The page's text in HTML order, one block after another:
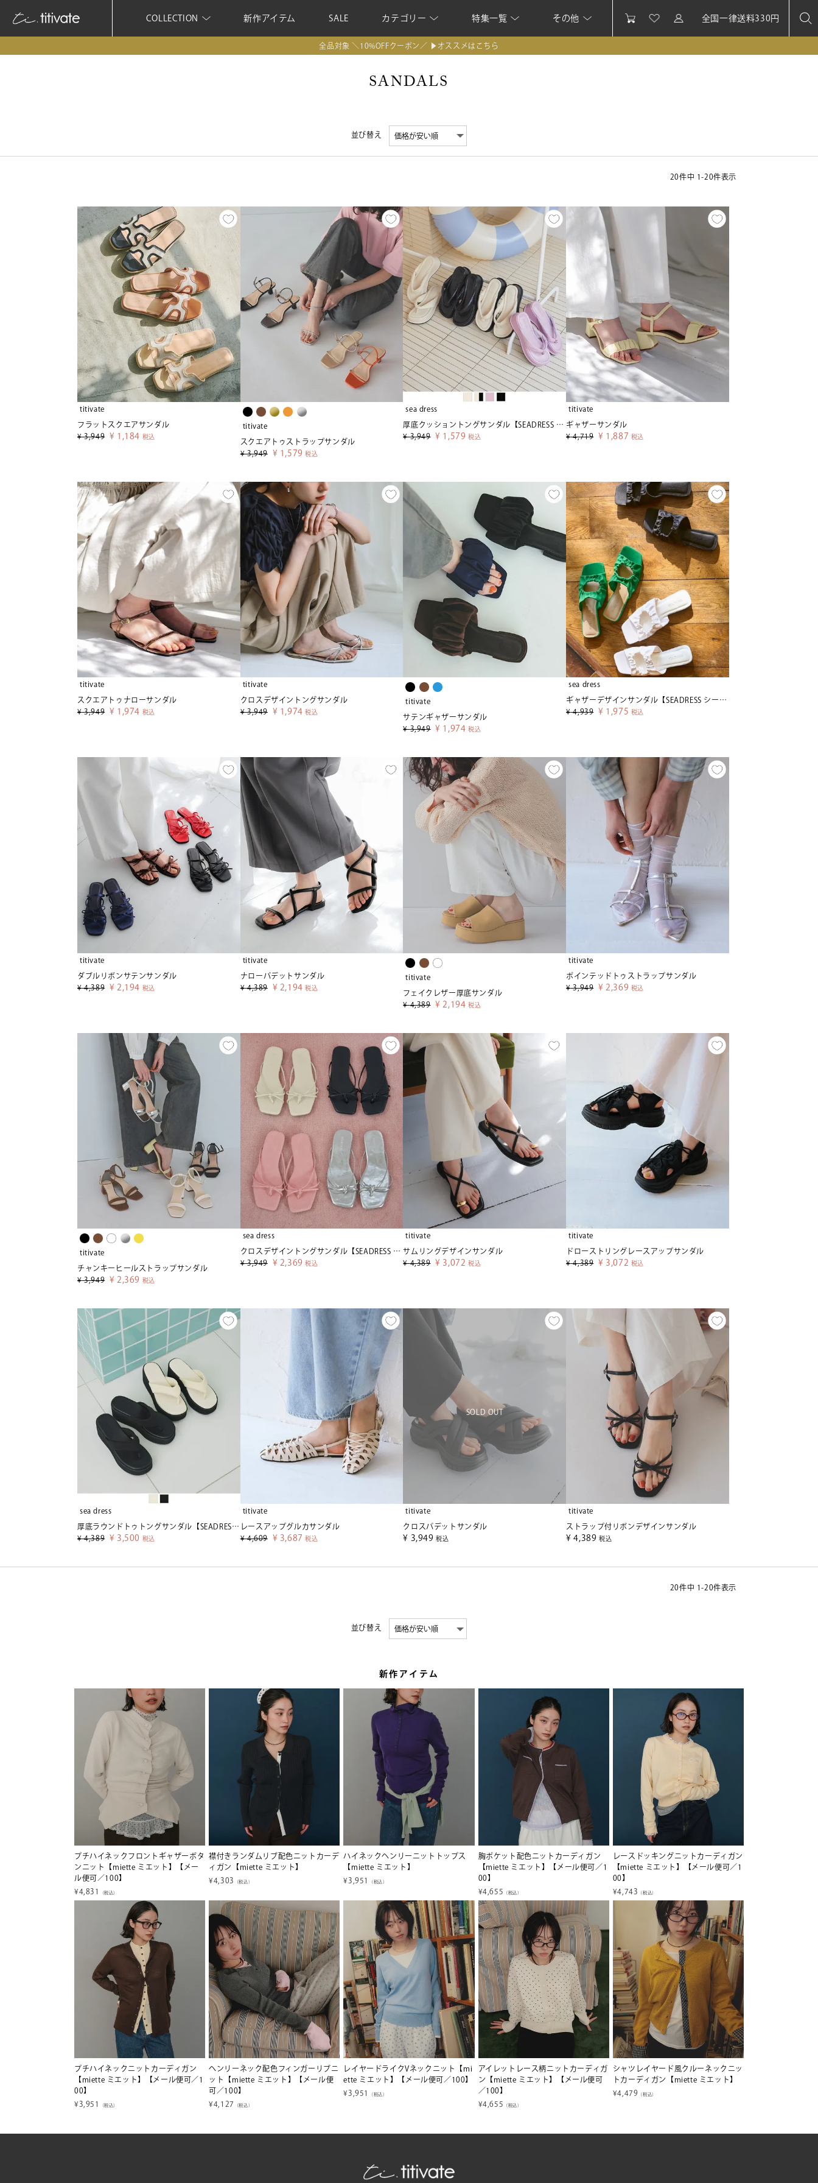
COLLECTION 新作アイテム SALE カテゴリー 特集一覧 その他 全国一律送料330円
全品対象 ＼10%OFFクーポン／ ▶オススメはこちら
SANDALS
並び替え
20件中 1-20件表示
titivate
フラットスクエアサンダル
¥ 3,949 ¥ 1,184 税込
titivate
スクエアトゥストラップサンダル
¥ 3,949 ¥ 1,579 税込
sea dress
厚底クッショントングサンダル【SEADRESS シードレス】
¥ 3,949 ¥ 1,579 税込
titivate
ギャザーサンダル
¥ 4,719 ¥ 1,887 税込
titivate
スクエアトゥナローサンダル
¥ 3,949 ¥ 1,974 税込
titivate
クロスデザイントングサンダル
¥ 3,949 ¥ 1,974 税込
titivate
サテンギャザーサンダル
¥ 3,949 ¥ 1,974 税込
sea dress
ギャザーデザインサンダル【SEADRESS シードレス】
¥ 4,939 ¥ 1,975 税込
titivate
ダブルリボンサテンサンダル
¥ 4,389 ¥ 2,194 税込
titivate
ナローパデットサンダル
¥ 4,389 ¥ 2,194 税込
titivate
フェイクレザー厚底サンダル
¥ 4,389 ¥ 2,194 税込
titivate
ポインテッドトゥストラップサンダル
¥ 3,949 ¥ 2,369 税込
titivate
チャンキーヒールストラップサンダル
¥ 3,949 ¥ 2,369 税込
sea dress
クロスデザイントングサンダル【SEADRESS シードレス】
¥ 3,949 ¥ 2,369 税込
titivate
サムリングデザインサンダル
¥ 4,389 ¥ 3,072 税込
titivate
ドローストリングレースアップサンダル
¥ 4,389 ¥ 3,072 税込
sea dress
厚底ラウンドトゥトングサンダル【SEADRESS シードレス】
¥ 4,389 ¥ 3,500 税込
titivate
レースアップグルカサンダル
¥ 4,609 ¥ 3,687 税込
titivate
クロスパデットサンダル
¥ 3,949 税込
titivate
ストラップ付リボンデザインサンダル
¥ 4,389 税込
20件中 1-20件表示
並び替え
新作アイテム
プチハイネックフロントギャザーボタ
ンニット【miette ミエット】【メー
ル便可／100】
¥4,831 （税込）
襟付きランダムリブ配色ニットカーデ
ィガン【miette ミエット】
¥4,303 （税込）
ハイネックヘンリーニットトップス
【miette ミエット】
¥ 3,951 （税込）
胸ポケット配色ニットカーディガン
【miette ミエット】【メール便可／1
00】
¥4,655 （税込）
レースドッキングニットカーディガン
【miette ミエット】【メール便可／1
00】
¥4,743 （税込）
プチハイネックニットカーディガン
【miette ミエット】【メール便可／1
00】
¥ 3,951 （税込）
ヘンリーネック配色フィンガーリブニ
ット【miette ミエット】【メール便
可／100】
¥4,127 （税込）
レイヤードライクVネックニット【mi
ette ミエット】【メール便可／100】
¥ 3,951 （税込）
アイレットレース柄ニットカーディガ
ン【miette ミエット】【メール便可
／100】
¥4,655 （税込）
シャツレイヤード風クルーネックニッ
トカーディガン【miette ミエット】
¥4,479 （税込）